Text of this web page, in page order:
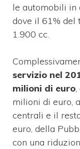
le automobili in
dove il 61% del
1.900 cc.
servizio nel
milioni di euro
milioni di euro,
centrali e il
euro, della
con una